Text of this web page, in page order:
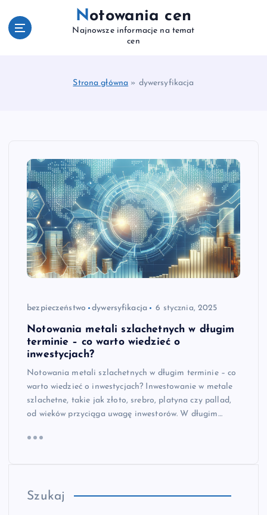
Notowania cen
Najnowsze informacje na temat
cen
Strona główna » dywersyfikacja
bezpieczeństwo dywersyfikacja 6 stycznia, 2025
Notowania metali szlachetnych w długim
terminie – co warto wiedzieć o
inwestycjach?
Notowania metali szlachetnych w długim terminie – co
warto wiedzieć o inwestycjach? Inwestowanie w metale
szlachetne, takie jak złoto, srebro, platyna czy pallad,
od wieków przyciąga uwagę inwestorów. W długim…
Szukaj